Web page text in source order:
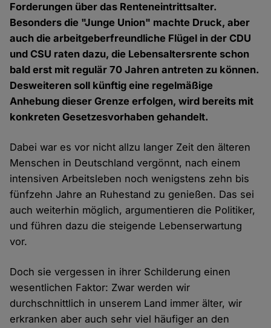
Forderungen über das Renteneintrittsalter.
Besonders die "Junge Union" machte Druck, aber
auch die arbeitgeberfreundliche Flügel in der CDU
und CSU raten dazu, die Lebensaltersrente schon
bald erst mit regulär 70 Jahren antreten zu können.
Desweiteren soll künftig eine regelmäßige
Anhebung dieser Grenze erfolgen, wird bereits mit
konkreten Gesetzesvorhaben gehandelt.
Dabei war es vor nicht allzu langer Zeit den älteren
Menschen in Deutschland vergönnt, nach einem
intensiven Arbeitsleben noch wenigstens zehn bis
fünfzehn Jahre an Ruhestand zu genießen. Das sei
auch weiterhin möglich, argumentieren die Politiker,
und führen dazu die steigende Lebenserwartung
vor.
Doch sie vergessen in ihrer Schilderung einen
wesentlichen Faktor: Zwar werden wir
durchschnittlich in unserem Land immer älter, wir
erkranken aber auch sehr viel häufiger an den